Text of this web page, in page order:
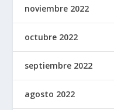
noviembre 2022
octubre 2022
septiembre 2022
agosto 2022